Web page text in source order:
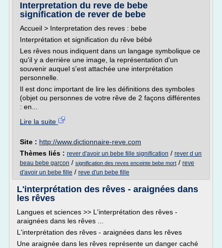
Interpretation du reve de bebe
signification de rever de bebe
Accueil > Interpretation des reves : bebe
Interprétation et signification du rêve bébé
Les rêves nous indiquent dans un langage symbolique ce
qu'il y a derrière une image, la représentation d'un
souvenir auquel s'est attachée une interprétation
personnelle.
Il est donc important de lire les définitions des symboles
(objet ou personnes de votre rêve de 2 façons différentes
: en...
Lire la suite
Site : http://www.dictionnaire-reve.com
Thèmes liés : rever d'avoir un bebe fille signification / rever d un
beau bebe garcon / signification des reves enceinte bebe mort / reve
d'avoir un bebe fille / reve d'un bebe fille
L'interprétation des rêves - araignées dans
les rêves
Langues et sciences >> L'interprétation des rêves -
araignées dans les rêves ...
L'interprétation des rêves - araignées dans les rêves
Une araignée dans les rêves représente un danger caché